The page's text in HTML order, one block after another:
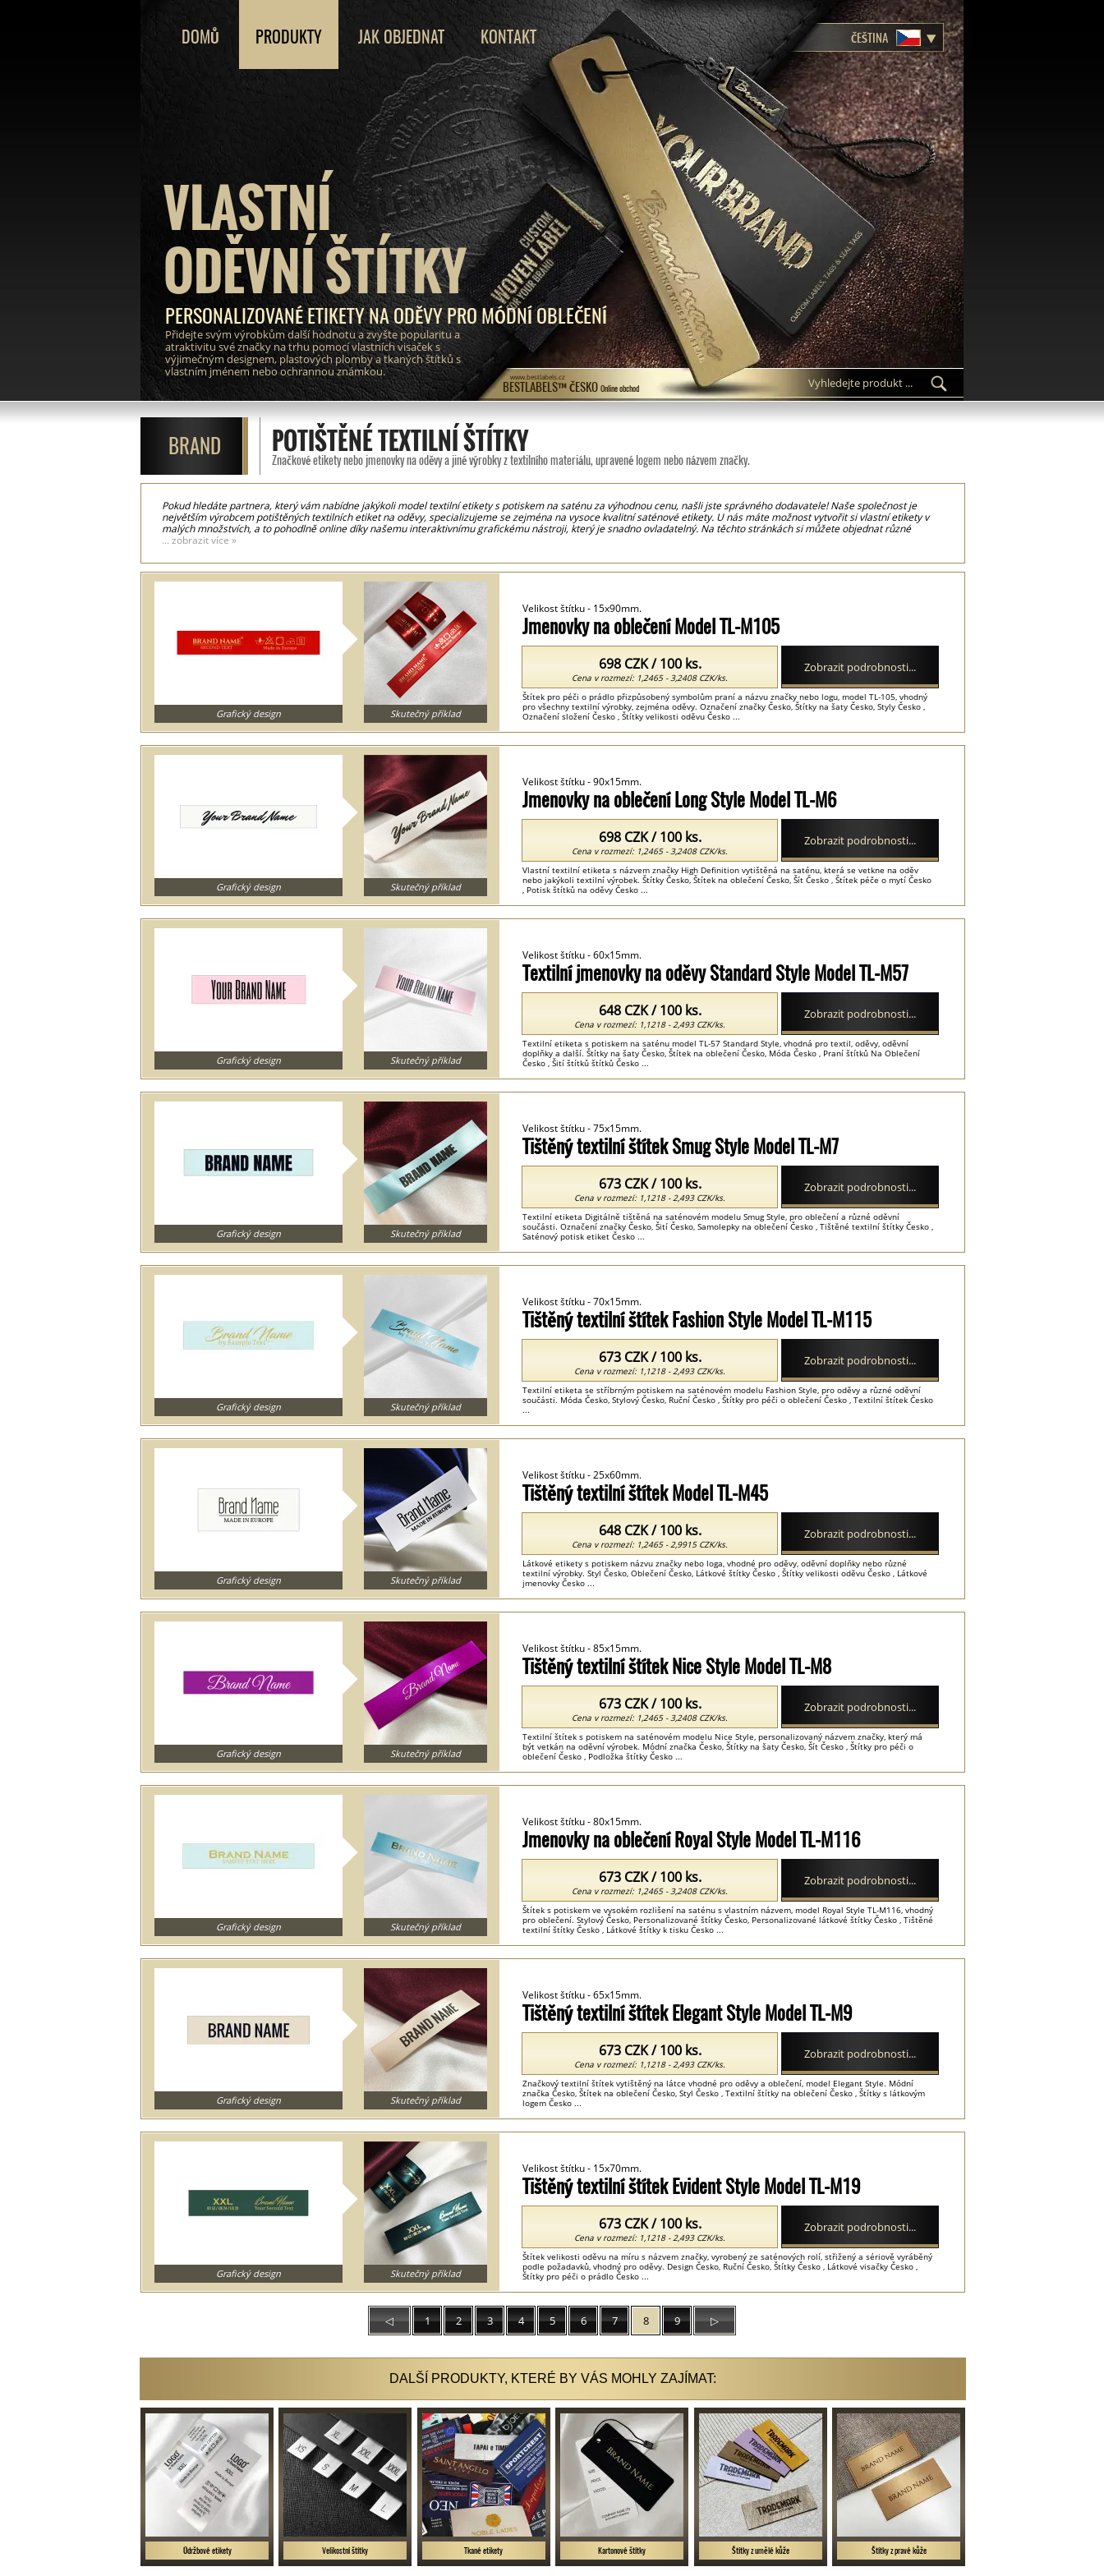
BESTLABELS™ ČESKO Online obchod
www.bestlabels.cz
VLASTNÍ
ODĚVNÍ ŠTÍTKY
PERSONALIZOVANÉ ETIKETY NA ODĚVY PRO MÓDNÍ OBLEČENÍ
Přidejte svým výrobkům další hodnotu a zvyšte popularitu a
atraktivitu své značky na trhu pomocí vlastních visaček s
výjimečným designem, plastových plomby a tkaných štítků s
vlastním jménem nebo ochrannou známkou.
DOMŮ PRODUKTY JAK OBJEDNAT KONTAKT ČEŠTINA
BRAND POTIŠTĚNÉ TEXTILNÍ ŠTÍTKY
Značkové etikety nebo jmenovky na oděvy a jiné výrobky z textilního materiálu, upravené logem nebo názvem značky.
Pokud hledáte partnera, který vám nabídne jakýkoli model textilní etikety s potiskem na saténu za výhodnou cenu, našli jste správného dodavatele! Naše společnost je
největším výrobcem potištěných textilních etiket na oděvy, specializujeme se zejména na vysoce kvalitní saténové etikety. U nás máte možnost vytvořit si vlastní etikety v
malých množstvích, a to pohodlně online díky našemu interaktivnímu grafickému nástroji, který je snadno ovladatelný. Na těchto stránkách si můžete objednat různé
modely etiket na oděvy, tištěné na satén v různých barvách.Pro vaše pohodlí jsou etikety dodávány již nastříhané na míru, což vám ušetří čas při šití a zpracování v
pro péči o prádlo nebo ručně psaná umělecká písma na etiketách pro oděvní značky. Naše saténové šicí etikety lze použít nejen na oděvy a oděvní doplňky, ale také na další
textilní výrobky, jako jsou matrace, závěsy, ložní prádlo a podobně.
... zobrazit více »
Jmenovky na oblečení Model TL-M105
Velikost štítku - 15x90mm.
Štítek pro péči o prádlo přizpůsobený symbolům praní a názvu značky nebo logu, model TL-105, vhodný
pro všechny textilní výrobky, zejména oděvy. Označení značky Česko, Štítky na šaty Česko, Styly Česko ,
Označení složení Česko , Štítky velikosti oděvu Česko ...
698 CZK / 100 ks.
Cena v rozmezí: 1,2465 - 3,2408 CZK/ks.
Zobrazit podrobnosti...
Grafický design Skutečný příklad
Jmenovky na oblečení Long Style Model TL-M6
Velikost štítku - 90x15mm.
Vlastní textilní etiketa s názvem značky High Definition vytištěná na saténu, která se vetkne na oděv
nebo jakýkoli textilní výrobek. Štítky Česko, Štítek na oblečení Česko, Šít Česko , Štítek péče o mytí Česko
, Potisk štítků na oděvy Česko ...
698 CZK / 100 ks.
Cena v rozmezí: 1,2465 - 3,2408 CZK/ks.
Zobrazit podrobnosti...
Grafický design Skutečný příklad
Textilní jmenovky na oděvy Standard Style Model TL-M57
Velikost štítku - 60x15mm.
Textilní etiketa s potiskem na saténu model TL-57 Standard Style, vhodná pro textil, oděvy, oděvní
doplňky a další. Štítky na šaty Česko, Štítek na oblečení Česko, Móda Česko , Praní štítků Na Oblečení
Česko , Šití štítků štítků Česko ...
648 CZK / 100 ks.
Cena v rozmezí: 1,1218 - 2,493 CZK/ks.
Zobrazit podrobnosti...
Grafický design Skutečný příklad
Tištěný textilní štítek Smug Style Model TL-M7
Velikost štítku - 75x15mm.
Textilní etiketa Digitálně tištěná na saténovém modelu Smug Style, pro oblečení a různé oděvní
součásti. Označení značky Česko, Šití Česko, Samolepky na oblečení Česko , Tištěné textilní štítky Česko ,
Saténový potisk etiket Česko ...
673 CZK / 100 ks.
Cena v rozmezí: 1,1218 - 2,493 CZK/ks.
Zobrazit podrobnosti...
Grafický design Skutečný příklad
Tištěný textilní štítek Fashion Style Model TL-M115
Velikost štítku - 70x15mm.
Textilní etiketa se stříbrným potiskem na saténovém modelu Fashion Style, pro oděvy a různé oděvní
součásti. Móda Česko, Stylový Česko, Ruční Česko , Štítky pro péči o oblečení Česko , Textilní štítek Česko
...
673 CZK / 100 ks.
Cena v rozmezí: 1,1218 - 2,493 CZK/ks.
Zobrazit podrobnosti...
Grafický design Skutečný příklad
Tištěný textilní štítek Model TL-M45
Velikost štítku - 25x60mm.
Látkové etikety s potiskem názvu značky nebo loga, vhodné pro oděvy, oděvní doplňky nebo různé
textilní výrobky. Styl Česko, Oblečení Česko, Látkové štítky Česko , Štítky velikosti oděvu Česko , Látkové
jmenovky Česko ...
648 CZK / 100 ks.
Cena v rozmezí: 1,2465 - 2,9915 CZK/ks.
Zobrazit podrobnosti...
Grafický design Skutečný příklad
Tištěný textilní štítek Nice Style Model TL-M8
Velikost štítku - 85x15mm.
Textilní štítek s potiskem na saténovém modelu Nice Style, personalizovaný názvem značky, který má
být vetkán na oděvní výrobek. Módní značka Česko, Štítky na šaty Česko, Šít Česko , Štítky pro péči o
oblečení Česko , Podložka štítky Česko ...
673 CZK / 100 ks.
Cena v rozmezí: 1,2465 - 3,2408 CZK/ks.
Zobrazit podrobnosti...
Grafický design Skutečný příklad
Jmenovky na oblečení Royal Style Model TL-M116
Velikost štítku - 80x15mm.
Štítek s potiskem ve vysokém rozlišení na saténu s vlastním názvem, model Royal Style TL-M116, vhodný
pro oblečení. Stylový Česko, Personalizované štítky Česko, Personalizované látkové štítky Česko , Tištěné
textilní štítky Česko , Látkové štítky k tisku Česko ...
673 CZK / 100 ks.
Cena v rozmezí: 1,2465 - 3,2408 CZK/ks.
Zobrazit podrobnosti...
Grafický design Skutečný příklad
Tištěný textilní štítek Elegant Style Model TL-M9
Velikost štítku - 65x15mm.
Značkový textilní štítek vytištěný na látce vhodné pro oděvy a oblečení, model Elegant Style. Módní
značka Česko, Štítek na oblečení Česko, Styl Česko , Textilní štítky na oblečení Česko , Štítky s látkovým
logem Česko ...
673 CZK / 100 ks.
Cena v rozmezí: 1,1218 - 2,493 CZK/ks.
Zobrazit podrobnosti...
Grafický design Skutečný příklad
Tištěný textilní štítek Evident Style Model TL-M19
Velikost štítku - 15x70mm.
Štítek velikosti oděvu na míru s názvem značky, vyrobený ze saténových rolí, střižený a sériově vyráběný
podle požadavků, vhodný pro oděvy. Design Česko, Ruční Česko, Štítky Česko , Látkové visačky Česko ,
Štítky pro péči o prádlo Česko ...
673 CZK / 100 ks.
Cena v rozmezí: 1,1218 - 2,493 CZK/ks.
Zobrazit podrobnosti...
Grafický design Skutečný příklad
◁ 1 2 3 4 5 6 7 8 9 ▷
DALŠÍ PRODUKTY, KTERÉ BY VÁS MOHLY ZAJÍMAT:
Údržbové etikety Velikostní štítky Tkané etikety Kartonové štítky Štítky z umělé kůže Štítky z pravé kůže